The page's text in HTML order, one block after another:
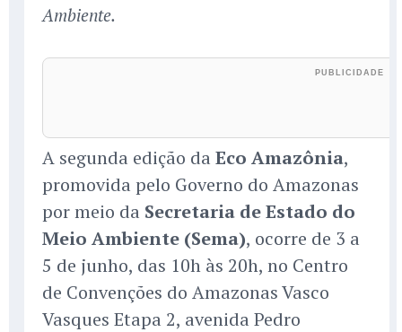
Ambiente.
A segunda edição da Eco Amazônia,
promovida pelo Governo do Amazonas
por meio da Secretaria de Estado do
Meio Ambiente (Sema), ocorre de 3 a
5 de junho, das 10h às 20h, no Centro
de Convenções do Amazonas Vasco
Vasques Etapa 2, avenida Pedro